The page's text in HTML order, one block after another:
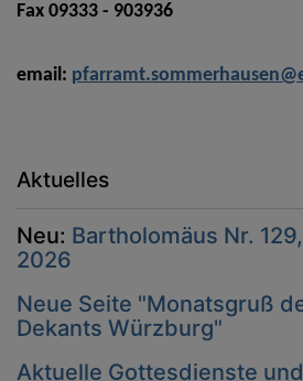
Fax 09333 - 903936
email:
Aktuelles
Neu: Bartholomäus Nr.
2026
Neue Seite "Monatsgruß
Dekants Würzburg"
Aktuelle Gottesdienste